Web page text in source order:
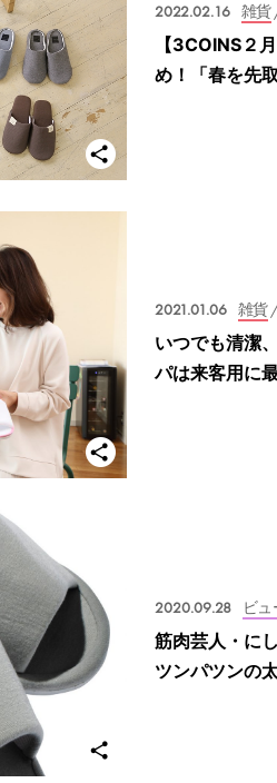
2022.02.16 雑貨
【3COINS２
め！「春を先
2021.01.06 雑貨
いつでも清潔
パは来客用に
2020.09.28 ビ
筋肉芸人・に
ツンパツンの